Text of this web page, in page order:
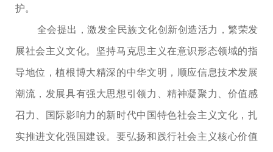
护。
全会提出，激发全民族文化创新创造活力，繁荣发
展社会主义文化。坚持马克思主义在意识形态领域的指
导地位，植根博大精深的中华文明，顺应信息技术发展
潮流，发展具有强大思想引领力、精神凝聚力、价值感
召力、国际影响力的新时代中国特色社会主义文化，扎
实推进文化强国建设。要弘扬和践行社会主义核心价值